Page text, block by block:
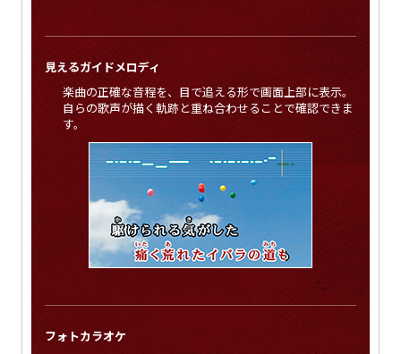
見えるガイドメロディ
楽曲の正確な音程を、目で追える形で画面上部に表示。
自らの歌声が描く軌跡と重ね合わせることで確認できま
す。
フォトカラオケ